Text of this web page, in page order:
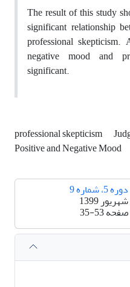
The result of this study
significant relationship
professional skepticism.
negative mood and
significant.
professional skepticism
Positive and Negative Mood
دوره 5، شماره 9
شهریور 1399
صفحه35-53